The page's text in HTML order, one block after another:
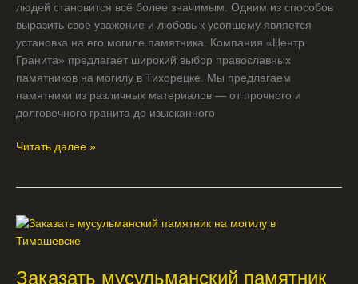
людей становится всё более значимым. Одним из способов
выразить своё уважение и любовь к усопшему является
установка на его могиле памятника. Компания «Центр
Гранита» предлагает широкий выбор православных
памятников на могилу в Тихорецке. Мы предлагаем
памятники из различных материалов — от прочного и
долговечного гранита до изысканного
Читать далее »
Заказать мусульманский памятник
Заказать
мусульманский
на